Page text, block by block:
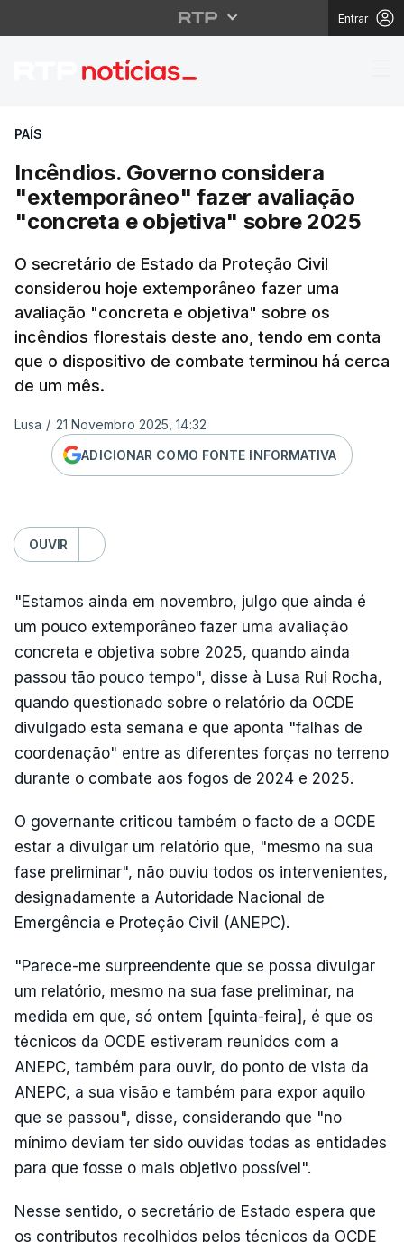
Entrar
Incêndios. Governo
PAÍS
Incêndios. Governo considera
"extemporâneo" fazer avaliação
"concreta e objetiva" sobre 2025
O secretário de Estado da Proteção Civil
considerou hoje extemporâneo fazer uma
avaliação "concreta e objetiva" sobre os
incêndios florestais deste ano, tendo em conta
que o dispositivo de combate terminou há cerca
de um mês.
Lusa / 21 Novembro 2025, 14:32
ADICIONAR COMO FONTE INFORMATIVA
OUVIR
"Estamos ainda em novembro, julgo que ainda é
um pouco extemporâneo fazer uma avaliação
concreta e objetiva sobre 2025, quando ainda
passou tão pouco tempo", disse à Lusa Rui Rocha,
quando questionado sobre o relatório da OCDE
divulgado esta semana e que aponta "falhas de
coordenação" entre as diferentes forças no terreno
durante o combate aos fogos de 2024 e 2025.
O governante criticou também o facto de a OCDE
estar a divulgar um relatório que, "mesmo na sua
fase preliminar", não ouviu todos os intervenientes,
designadamente a Autoridade Nacional de
Emergência e Proteção Civil (ANEPC).
"Parece-me surpreendente que se possa divulgar
um relatório, mesmo na sua fase preliminar, na
medida em que, só ontem [quinta-feira], é que os
técnicos da OCDE estiveram reunidos com a
ANEPC, também para ouvir, do ponto de vista da
ANEPC, a sua visão e também para expor aquilo
que se passou", disse, considerando que "no
mínimo deviam ter sido ouvidas todas as entidades
para que fosse o mais objetivo possível".
Nesse sentido, o secretário de Estado espera que
os contributos recolhidos pelos técnicos da OCDE